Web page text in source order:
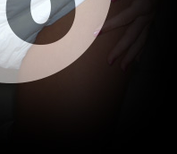
Nom d'utilisateur
Mot de passe